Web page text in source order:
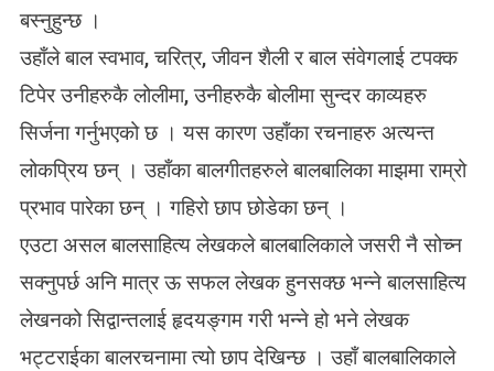
बस्नुहुन्छ ।
उहाँले बाल स्वभाव, चरित्र, जीवन शैली र बाल संवेगलाई टपक्क
टिपेर उनीहरुकै लोलीमा, उनीहरुकै बोलीमा सुन्दर काव्यहरु
सिर्जना गर्नुभएको छ । यस कारण उहाँका रचनाहरु अत्यन्त
लोकप्रिय छन् । उहाँका बालगीतहरुले बालबालिका माझमा राम्रो
प्रभाव पारेका छन् । गहिरो छाप छोडेका छन् ।
एउटा असल बालसाहित्य लेखकले बालबालिकाले जसरी नै सोच्न
सक्नुपर्छ अनि मात्र ऊ सफल लेखक हुनसक्छ भन्ने बालसाहित्य
लेखनको सिद्वान्तलाई हृदयङ्गम गरी भन्ने हो भने लेखक
भट्टराईका बालरचनामा त्यो छाप देखिन्छ । उहाँ बालबालिकाले